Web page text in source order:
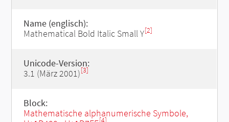
Name (englisch):
Mathematical Bold Italic Small Y[2]
Unicode-Version:
3.1 (März 2001)[3]
Block:
Mathematische alphanumerische Symbole,
[4]